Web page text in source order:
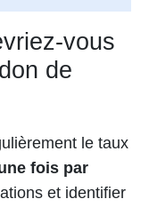
vous
de
le taux
fois par
et identifier